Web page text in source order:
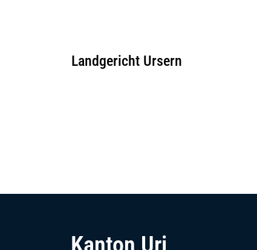
Landgericht Ursern
Kanton Uri